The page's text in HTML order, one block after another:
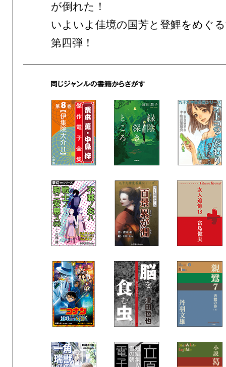
が倒れた！
いよいよ佳境の国芳と登鯉をめぐ
第四弾！